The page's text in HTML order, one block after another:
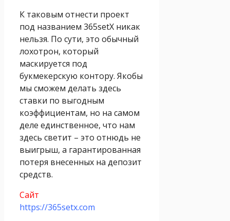
К таковым отнести проект
под названием 365setX никак
нельзя. По сути, это обычный
лохотрон, который
маскируется под
букмекерскую контору. Якобы
мы сможем делать здесь
ставки по выгодным
коэффициентам, но на самом
деле единственное, что нам
здесь светит – это отнюдь не
выигрыш, а гарантированная
потеря внесенных на депозит
средств.
Сайт
https://365setx.com